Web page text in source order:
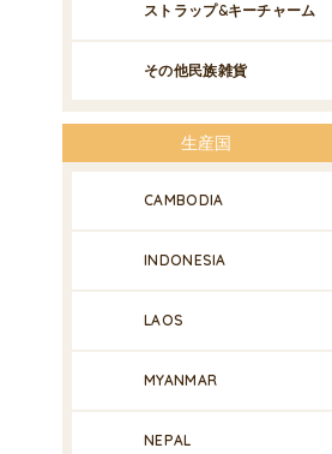
ストラップ&キーチャーム
その他民族雑貨
生産国
CAMBODIA
INDONESIA
LAOS
MYANMAR
NEPAL